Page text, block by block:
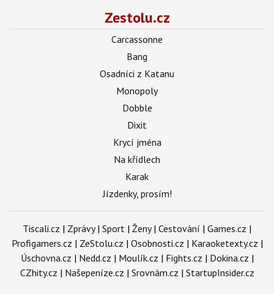
Zestolu.cz
Carcassonne
Bang
Osadníci z Katanu
Monopoly
Dobble
Dixit
Krycí jména
Na křídlech
Karak
Jízdenky, prosím!
Tiscali.cz | Zprávy| Sport | Ženy| Cestování | Games.cz |
Profigamers.cz | ZeStolu.cz | Osobnosti.cz | Karaoketexty.cz |
Úschovna.cz | Nedd.cz | Moulík.cz | Fights.cz | Dokina.cz |
CZhity.cz | Našepeníze.cz | Srovnám.cz | StartupInsider.cz